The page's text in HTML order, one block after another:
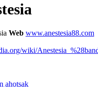
Web www.anestesia88.com
wiki/
ahotsak